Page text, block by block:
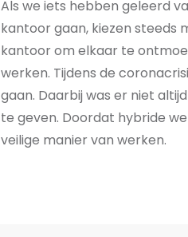
Als we iets hebben geleerd
kantoorgaan, kiezen steeds
kantoor om elkaar te
werken. Tijdens de
gaan. Daarbij was er niet
te geven. Doordat hybride
veilige maniervan werken.